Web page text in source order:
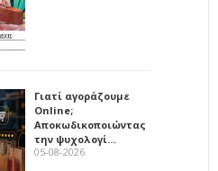
Γιατί αγοράζουμε
Online;
Αποκωδικοποιώντας
την ψυχολογί…
05-08-2026